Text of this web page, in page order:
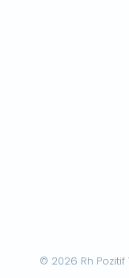
© 2026 Rh Pozitif